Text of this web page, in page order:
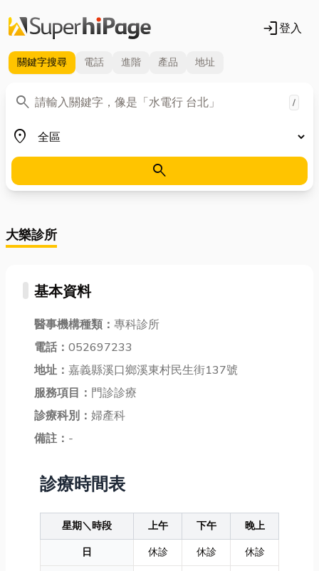
login登入
關鍵字搜尋 電話 進階 產品 地址
search
關鍵字 /
place
地區
search
大樂診所
基本資料
醫事機構種類： 專科診所
電話： 052697233
地址： 嘉義縣溪口鄉溪東村民生街137號
服務項目： 門診診療
診療科別： 婦產科
備註： -
診療時間表
星期＼時段 上午 下午
晚上
日
休診 休診
休診